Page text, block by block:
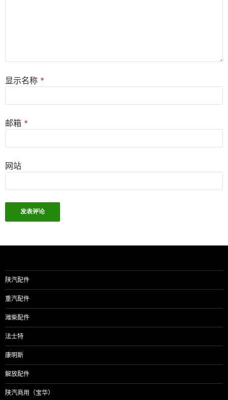
显示名称 *
邮箱 *
网站
陕汽配件
重汽配件
潍柴配件
法士特
康明斯
解放配件
陕汽商用（宝华）